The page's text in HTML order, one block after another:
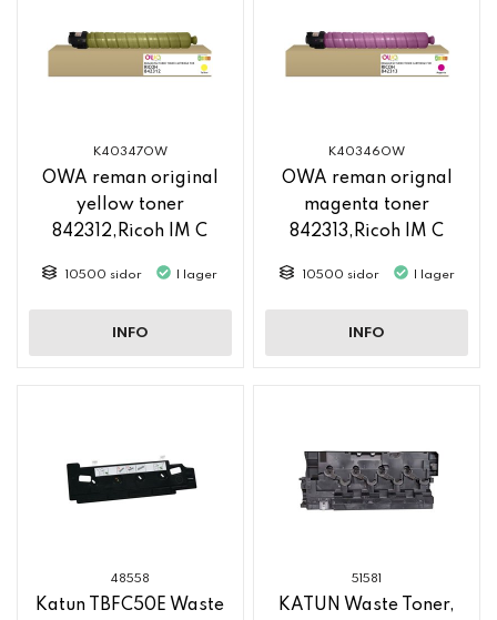
K40347OW
OWA reman original
yellow toner
842312,Ricoh IM C
10500 sidor I lager
INFO
K40346OW
OWA reman orignal
magenta toner
842313,Ricoh IM C
10500 sidor I lager
INFO
48558
Katun TBFC50E Waste
51581
KATUN Waste Toner,